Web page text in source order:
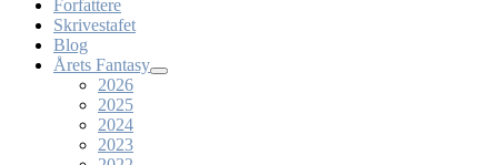
Forfattere
Skrivestafet
Blog
Årets Fantasy
2026
2025
2024
2023